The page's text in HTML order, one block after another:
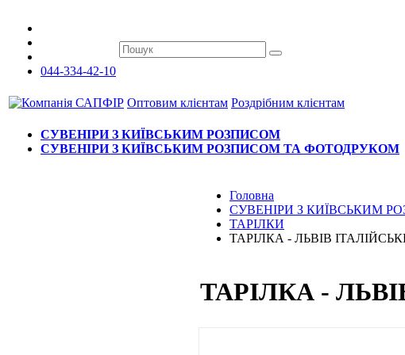
044-334-42-10
Оптовим клієнтам Роздрібним клієнтам
СУВЕНІРИ З КИЇВСЬКИМ РОЗПИСОМ
СУВЕНІРИ З КИЇВСЬКИМ РОЗПИСОМ ТА ФОТОДРУКОМ
Головна
СУВЕНІРИ З КИЇВСЬКИМ
ТАРІЛКИ
ТАРІЛКА - ЛЬВІВ
ТАРІЛКА -